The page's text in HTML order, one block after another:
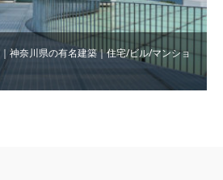
神奈川県の有名建築｜住宅/ビル/マンショ